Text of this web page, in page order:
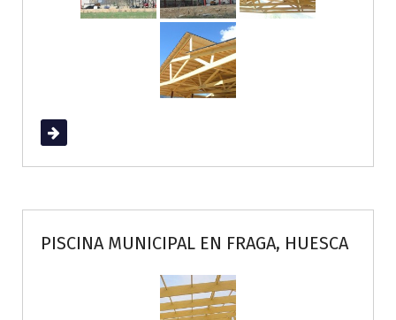
Read More
PISCINA MUNICIPAL EN FRAGA, HUESCA